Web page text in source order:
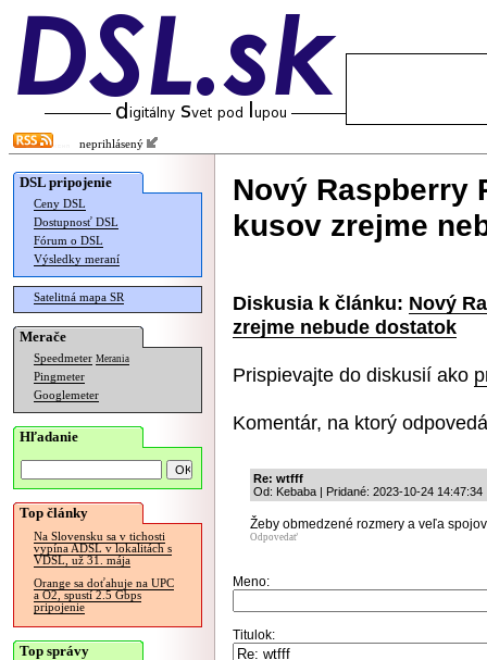
neprihlásený
DSL pripojenie
Ceny DSL
Dostupnosť DSL
Fórum o DSL
Výsledky meraní
Satelitná mapa SR
Merače
Speedmeter Merania
Pingmeter
Googlemeter
Hľadanie
Top články
Na Slovensku sa v tichosti
vypína ADSL v lokalitách s
VDSL, už 31. mája
Orange sa doťahuje na UPC
a O2, spustí 2.5 Gbps
pripojenie
Top správy
Nový Raspberry
kusov zrejme
Diskusia k článku: Nový
zrejme nebude dostatok
Prispievajte do diskusií ako
Komentár, na ktorý
Re: wtfff
Od: Kebaba | Pridané: 2023-10-24 14:47:34
Žeby obmedzené rozmery a veľa
Odpovedať
Meno:
Titulok: